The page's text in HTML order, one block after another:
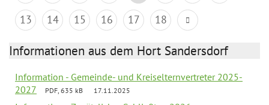
13
14 15 16 17 18
Informationen aus dem Hort Sandersdorf
Information - Gemeinde- und Kreiselternvertreter 2025-
2027
PDF, 635 kB 17.11.2025